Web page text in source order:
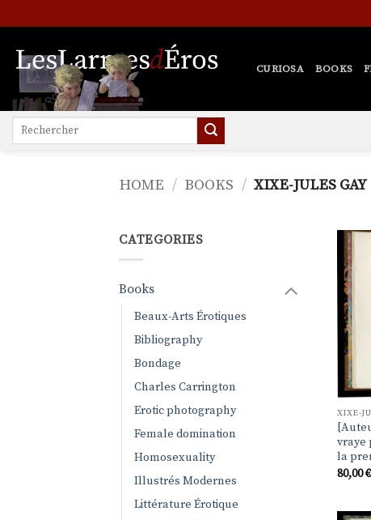
to
content
CURIOSA BOOKS
Search
HOME / BOOKS / XIXE-JULES GAY
CATEGORIES
Books
Beaux-Arts Érotiques
Bibliography
Bondage
Charles Carrington
Erotic photography
Female domination
Homosexuality
Illustrés Modernes
Littérature Érotique
XIXE-
vraye
la
80,00€